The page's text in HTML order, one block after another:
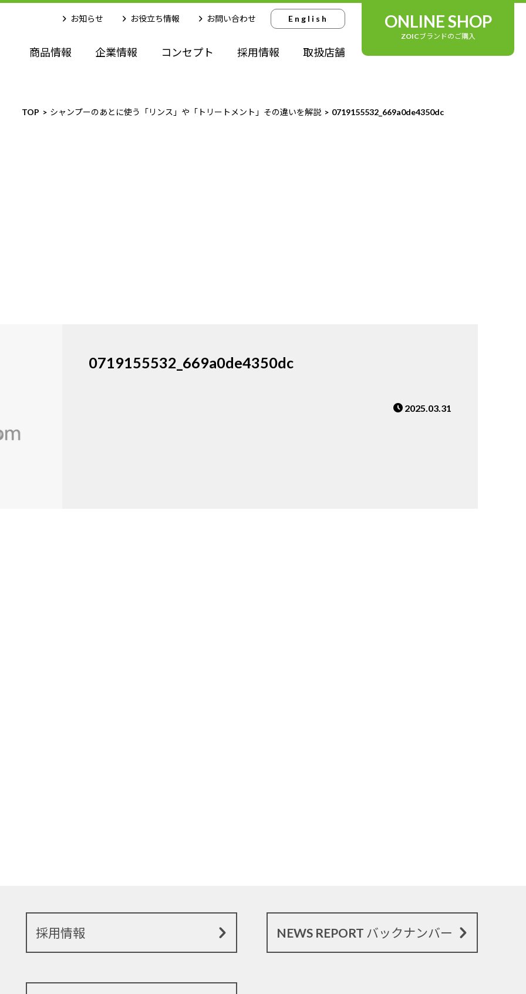
お知らせ お役立ち情報 お問い合わせ English
商品情報 企業情報 コンセプト 採用情報 取扱店舗
ONLINE SHOP
ZOICブランドのご購入
TOP シャンプーのあとに使う「リンス」や「トリートメント」その違いを解説 0719155532_669a0de4350dc
0719155532_669a0de4350dc
2025.03.31
採用情報 NEWS REPORT バックナンバー